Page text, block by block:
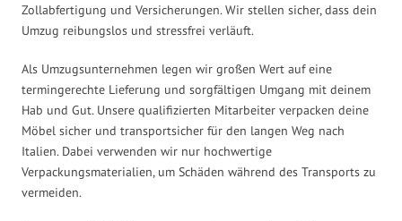
Zollabfertigung und Versicherungen. Wir stellen sicher, dass dein
Umzug reibungslos und stressfrei verläuft.
Als Umzugsunternehmen legen wir großen Wert auf eine
termingerechte Lieferung und sorgfältigen Umgang mit deinem
Hab und Gut. Unsere qualifizierten Mitarbeiter verpacken deine
Möbel sicher und transportsicher für den langen Weg nach
Italien. Dabei verwenden wir nur hochwertige
Verpackungsmaterialien, um Schäden während des Transports zu
vermeiden.